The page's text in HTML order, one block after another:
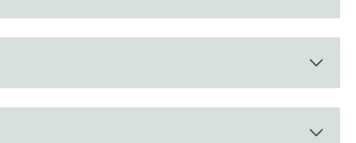
est un produit de dégradation de la vitamine C et se
les noix et les graines.